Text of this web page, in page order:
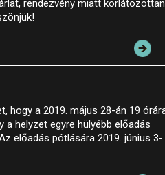
rendezvény miatt korlátozottan
hogy a 2019. május 28-án 19
a helyzet egyre hülyébb előadás
előadás pótlására 2019. június 3-